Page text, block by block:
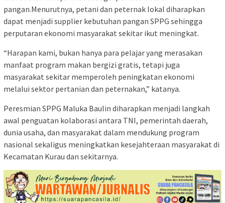
pangan.Menurutnya, petani dan peternak lokal diharapkan
dapat menjadi supplier kebutuhan pangan SPPG sehingga
perputaran ekonomi masyarakat sekitar ikut meningkat.
“Harapan kami, bukan hanya para pelajar yang merasakan
manfaat program makan bergizi gratis, tetapi juga
masyarakat sekitar memperoleh peningkatan ekonomi
melalui sektor pertanian dan peternakan,” katanya.
Peresmian SPPG Maluka Baulin diharapkan menjadi langkah
awal penguatan kolaborasi antara TNI, pemerintah daerah,
dunia usaha, dan masyarakat dalam mendukung program
nasional sekaligus meningkatkan kesejahteraan masyarakat di
Kecamatan Kurau dan sekitarnya.